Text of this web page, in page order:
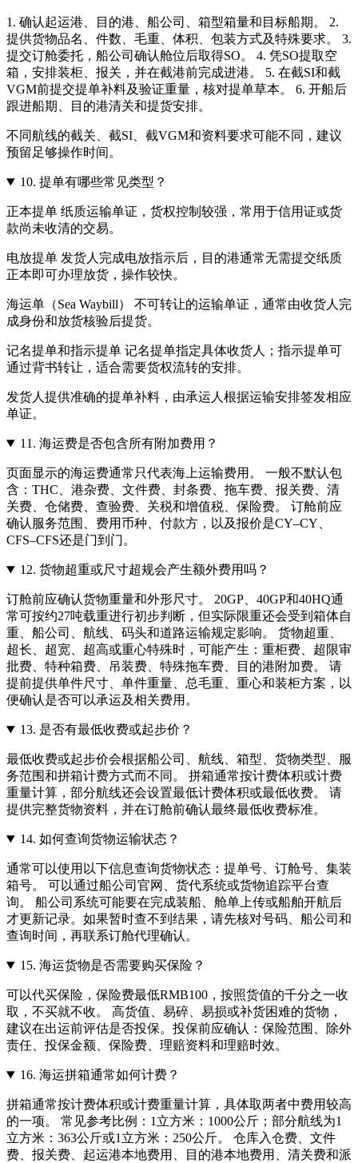
1. 确认起运港、目的港、船公司、箱型箱量和目标船期。 2.
提供货物品名、件数、毛重、体积、包装方式及特殊要求。 3.
提交订舱委托，船公司确认舱位后取得SO。 4. 凭SO提取空
箱，安排装柜、报关，并在截港前完成进港。 5. 在截SI和截
VGM前提交提单补料及验证重量，核对提单草本。 6. 开船后
跟进船期、目的港清关和提货安排。
不同航线的截关、截SI、截VGM和资料要求可能不同，建议
预留足够操作时间。
10. 提单有哪些常见类型？
正本提单 纸质运输单证，货权控制较强，常用于信用证或货
款尚未收清的交易。
电放提单 发货人完成电放指示后，目的港通常无需提交纸质
正本即可办理放货，操作较快。
海运单（Sea Waybill） 不可转让的运输单证，通常由收货人完
成身份和放货核验后提货。
记名提单和指示提单 记名提单指定具体收货人；指示提单可
通过背书转让，适合需要货权流转的安排。
发货人提供准确的提单补料，由承运人根据运输安排签发相应
单证。
11. 海运费是否包含所有附加费用？
页面显示的海运费通常只代表海上运输费用。 一般不默认包
含：THC、港杂费、文件费、封条费、拖车费、报关费、清
关费、仓储费、查验费、关税和增值税、保险费。 订舱前应
确认服务范围、费用币种、付款方，以及报价是CY–CY、
CFS–CFS还是门到门。
12. 货物超重或尺寸超规会产生额外费用吗？
订舱前应确认货物重量和外形尺寸。 20GP、40GP和40HQ通
常可按约27吨载重进行初步判断，但实际限重还会受到箱体自
重、船公司、航线、码头和道路运输规定影响。 货物超重、
超长、超宽、超高或重心特殊时，可能产生：重柜费、超限审
批费、特种箱费、吊装费、特殊拖车费、目的港附加费。 请
提前提供单件尺寸、单件重量、总毛重、重心和装柜方案，以
便确认是否可以承运及相关费用。
13. 是否有最低收费或起步价？
最低收费或起步价会根据船公司、航线、箱型、货物类型、服
务范围和拼箱计费方式而不同。 拼箱通常按计费体积或计费
重量计算，部分航线还会设置最低计费体积或最低收费。 请
提供完整货物资料，并在订舱前确认最终最低收费标准。
14. 如何查询货物运输状态？
通常可以使用以下信息查询货物状态：提单号、订舱号、集装
箱号。 可以通过船公司官网、货代系统或货物追踪平台查
询。 船公司系统可能要在完成装船、舱单上传或船舶开航后
才更新记录。如果暂时查不到结果，请先核对号码、船公司和
查询时间，再联系订舱代理确认。
15. 海运货物是否需要购买保险？
可以代买保险，保险费最低RMB100，按照货值的千分之一收
取，不买就不收。 高货值、易碎、易损或补货困难的货物，
建议在出运前评估是否投保。投保前应确认：保险范围、除外
责任、投保金额、保险费、理赔资料和理赔时效。
16. 海运拼箱通常如何计费？
拼箱通常按计费体积或计费重量计算，具体取两者中费用较高
的一项。 常见参考比例：1立方米：1000公斤；部分航线为1
立方米：363公斤或1立方米：250公斤。 仓库入仓费、文件
费、报关费、起运港本地费用、目的港本地费用、清关费和派